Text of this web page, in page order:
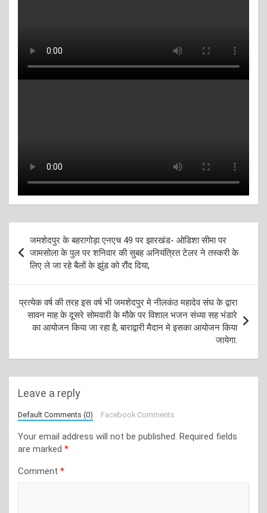
navigation
जमशेदपुर के बहरागोड़ा एनएच 49 पर झारखंड- ओडिशा सीमा पर
जामसोला के पुल पर शनिवार की सुबह अनियंत्रित टेलर ने तस्करी के
लिए ले जा रहे बैलों के झुंड को रौंद दिया,
प्रत्येक वर्ष की तरह इस वर्ष भी जमशेदपुर मे नीलकंठ महादेव संघ के द्वारा
सावन माह के दूसरे सोमवारी के मौके पर विशाल भजन संध्या सह भंडारे
का आयोजन किया जा रहा है, बाराद्वारी मैदान मे इसका आयोजन किया
जायेगा.
Leave a reply
Default Comments (0) Facebook Comments
Your email address will not be published. Required fields
are marked *
Comment *